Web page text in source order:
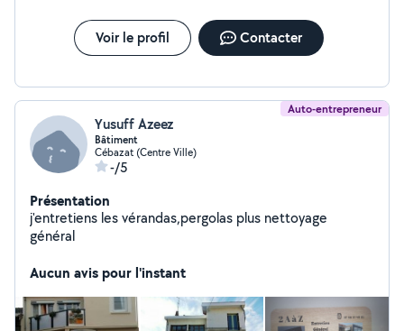
Voir le profil Contacter
Auto-entrepreneur
Yusuff Azeez
Bâtiment
Cébazat (Centre Ville)
-/5
Présentation
j'entretiens les vérandas,pergolas plus nettoyage
général
Aucun avis pour l'instant